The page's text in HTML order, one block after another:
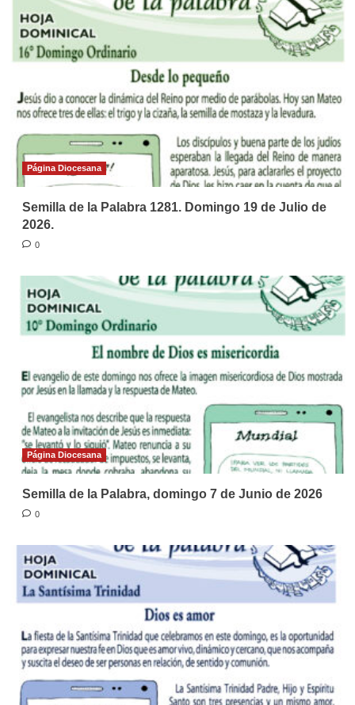
Página Diocesana
Semilla de la Palabra 1281. Domingo 19 de Julio de
2026.
0
Página Diocesana
Semilla de la Palabra, domingo 7 de Junio de 2026
0